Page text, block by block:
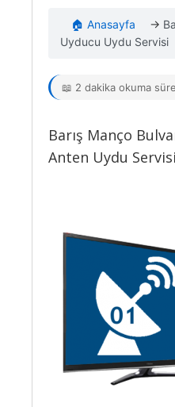
🏠 Anasayfa →
Uyducu Uydu Servisi
📖 2 dakika okuma
Barış Manço
Anten Uydu Servisi